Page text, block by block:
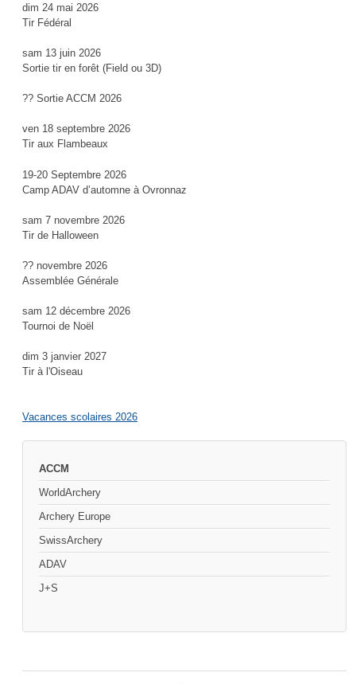
dim 24 mai 2026
Tir Fédéral
sam 13 juin 2026
Sortie tir en forêt (Field ou 3D)
?? Sortie ACCM 2026
ven 18 septembre 2026
Tir aux Flambeaux
19-20 Septembre 2026
Camp ADAV d’automne à Ovronnaz
sam 7 novembre 2026
Tir de Halloween
?? novembre 2026
Assemblée Générale
sam 12 décembre 2026
Tournoi de Noël
dim 3 janvier 2027
Tir à l'Oiseau
Vacances scolaires 2026
ACCM
WorldArchery
Archery Europe
SwissArchery
ADAV
J+S